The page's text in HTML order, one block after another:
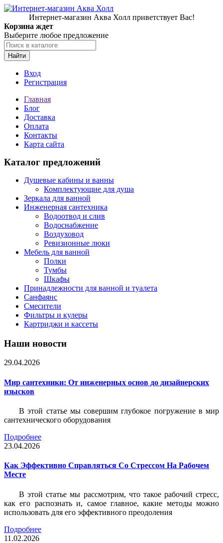
Интернет-магазин Аква Холл приветствует Вас!
Корзина ждет
Выберите любое предложение
Найти
Вход
Регистрация
Главная
Блог
Доставка
Оплата
Контакты
Карта сайта
Каталог предложений
Душевые кабины и ванны
Комплектующие для душа
Зеркала для ванной
Инженерная сантехника
Водоотвод и слив
Водоснабжение
Воздуховод
Ревизионные люки
Мебель для ванной
Полки
Тумбы
Шкафы
Принадлежности для ванной и туалета
Санфаянс
Смесители
Фильтры и кулеры
Картриджи и кассеты
Наши новости
29.04.2026
Мир сантехники: От инженерных основ до дизайнерских
изысков
В этой статье мы совершим глубокое погружение в мир
сантехнического оборудования
Подробнее
23.04.2026
Как Эффективно Справляться Со Стрессом На Рабочем
Месте
В этой статье мы рассмотрим, что такое рабочий стресс,
как его распознать и, самое главное, какие методы можно
использовать для его эффективного преодоления
Подробнее
11.02.2026